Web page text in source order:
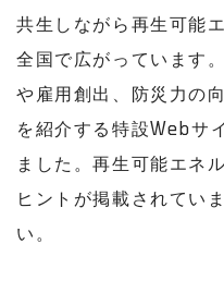
共生しながら再生可能
全国で広がっています
や雇用創出、防災力の
を紹介する特設Webサ
ました。再生可能エネ
ヒントが掲載されてい
い。